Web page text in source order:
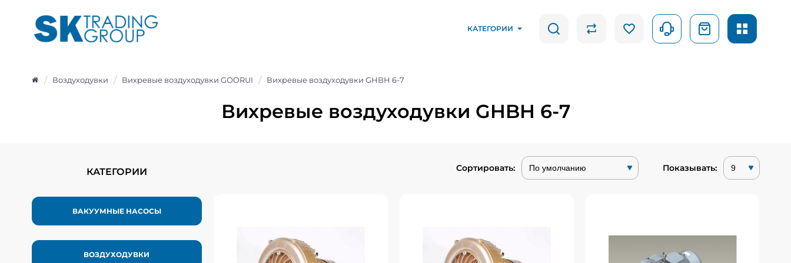
КАТЕГОРИИ
Воздуходувки Вихревые воздуходувки GOORUI Вихревые воздуходувки GHBH 6-7
Вихревые воздуходувки GHBH 6-7
КАТЕГОРИИ
ВАКУУМНЫЕ НАСОСЫ
ВОЗДУХОДУВКИ
Сортировать: Показывать: